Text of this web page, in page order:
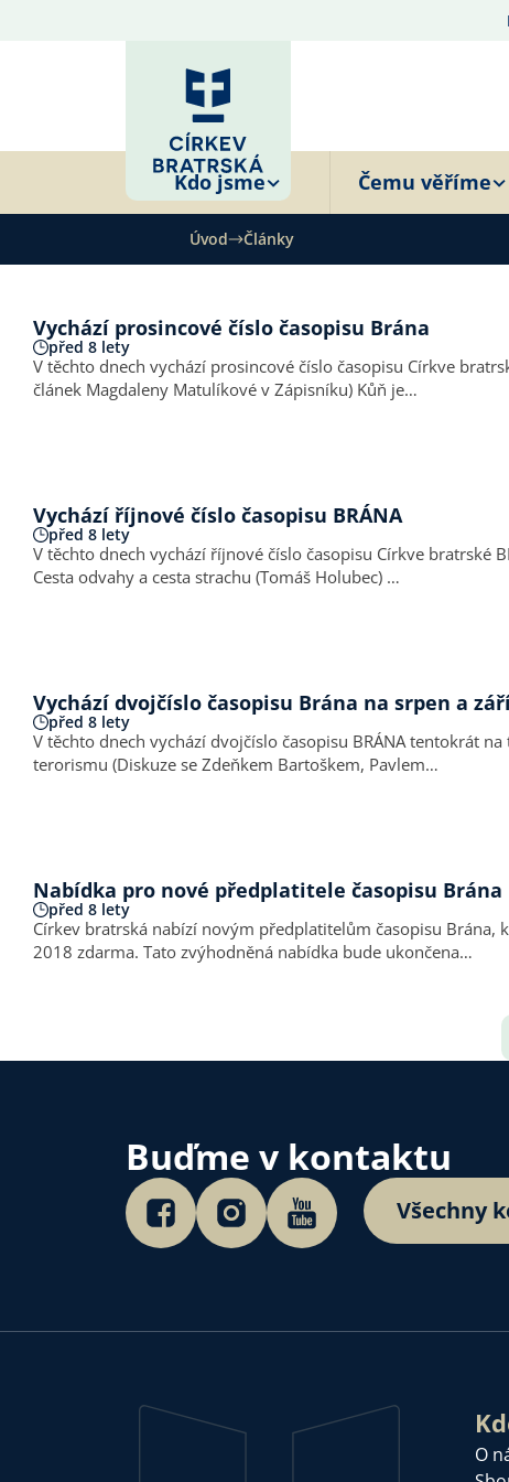
Kdo jsme Čemu věříme
Úvod Články
Vychází prosincové číslo časopisu Brána
před 8 lety
V těchto dnech vychází prosincové číslo časopisu Církve bratrské BRÁNA, tentokrát na vánoční
článek Magdaleny Matulíkové v Zápisníku) Kůň je…
Vychází říjnové číslo časopisu BRÁNA
před 8 lety
V těchto dnech vychází říjnové číslo časopisu Církve bratrské BRÁNA,
Cesta odvahy a cesta strachu (Tomáš Holubec) …
Vychází dvojčíslo časopisu Brána na srpen a
před 8 lety
V těchto dnech vychází dvojčíslo časopisu BRÁNA tentokrát na téma Škola volá . Mezi další zajímavé články patří: Křest za mrtvé (Hovory nad Biblí
terorismu (Diskuze se Zdeňkem Bartoškem, Pavlem…
Nabídka pro nové předplatitele časopisu Brána
před 8 lety
Církev bratrská nabízí novým předplatitelům časopisu
2018 zdarma. Tato zvýhodněná nabídka bude ukončena…
Buďme v kontaktu
Všechny
O